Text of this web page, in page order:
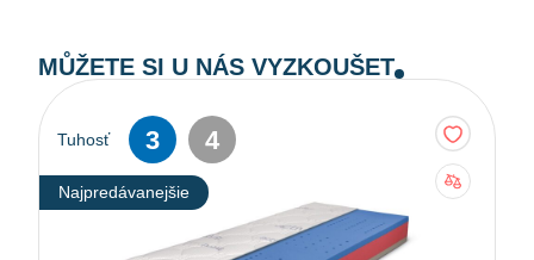
MŮŽETE SI U NÁS VYZKOUŠET
Tuhosť 3 4
Najpredávanejšie